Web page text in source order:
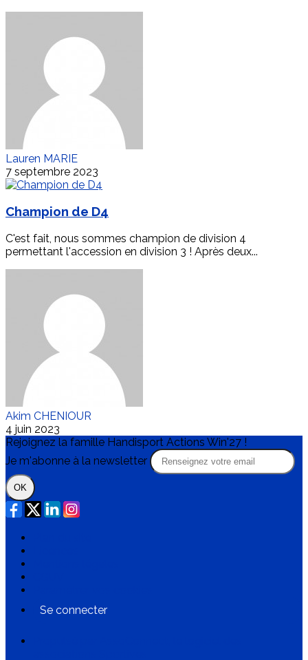
Lauren MARIE
7 septembre 2023
Champion de D4
C'est fait, nous sommes champion de division 4
permettant l'accession en division 3 ! Après deux...
Akim CHENIOUR
4 juin 2023
Rejoignez la famille Handisport Actions Win'27 !
Je m'abonne à la newsletter
OK
Se connecter